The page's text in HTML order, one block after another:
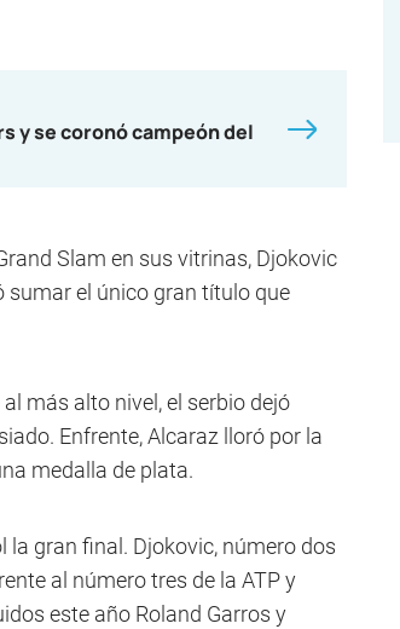
y se coronó campeón del
Slam en sus vitrinas, Djokovic
sumar el único gran título que
más alto nivel, el serbio dejó
Enfrente, Alcaraz lloró por la
medalla de plata.
la gran final. Djokovic, número dos
al número tres de la ATP y
este año Roland Garros y